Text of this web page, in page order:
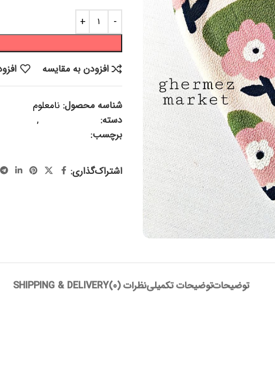
افزودن به مقایسه
شناسه محصول: نامعلوم
دسته:
,
برچسب:
اشتراک‌گذاری:
توضیحاتتوضیحات تکمیلینظرات (0) SHIPPING & DELIVERY